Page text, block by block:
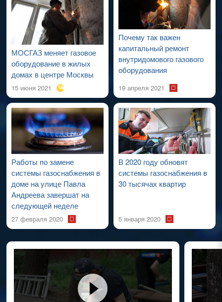
МОСГАЗ меняет газовое
оборудование в жилых
домах в центре Москвы
15 июня 2021
Почему так важен
капитальный ремонт
внутридомового газового
оборудования
19 апреля 2021
Работы по замене
системы газоснабжения в
доме на улице Павла
Андреева завершат на
следующей неделе
27 февраля 2020
В 2020 году обновят
системы газоснабжения в
30 тысячах квартир
5 января 2020